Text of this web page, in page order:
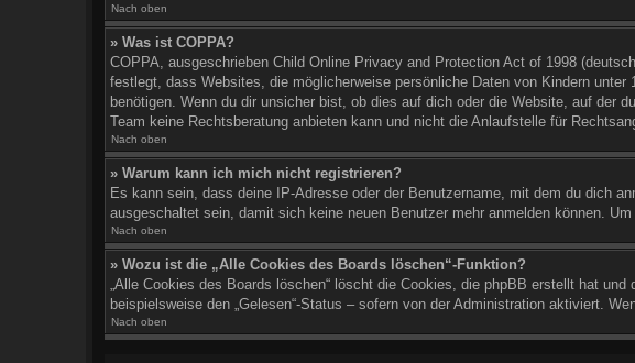
Nach oben
» Was ist COPPA?
COPPA, ausgeschrieben Child Online Privacy and Protection Act of 1998
festlegt, dass Websites, die möglicherweise persönliche Daten von Kindern
benötigen. Wenn du dir unsicher bist, ob dies auf dich oder die Website, auf
Team keine Rechtsberatung anbieten kann und nicht die Anlaufstelle für
Nach oben
» Warum kann ich mich nicht registrieren?
Es kann sein, dass deine IP-Adresse oder der Benutzername, mit dem du dich
ausgeschaltet sein, damit sich keine neuen Benutzer mehr anmelden können.
Nach oben
» Wozu ist die „Alle Cookies des Boards löschen“-Funktion?
„Alle Cookies des Boards löschen“ löscht die Cookies, die phpBB erstellt hat
beispielsweise den „Gelesen“-Status – sofern von der Administration aktiviert.
Nach oben